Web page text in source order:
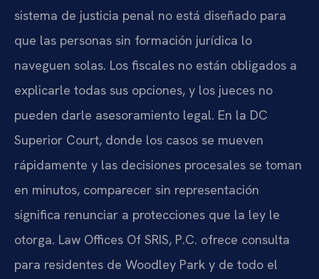
sistema de justicia penal no está diseñado para
que las personas sin formación jurídica lo
naveguen solas. Los fiscales no están obligados a
explicarle todas sus opciones, y los jueces no
pueden darle asesoramiento legal. En la DC
Superior Court, donde los casos se mueven
rápidamente y las decisiones procesales se toman
en minutos, comparecer sin representación
significa renunciar a protecciones que la ley le
otorga. Law Offices Of SRIS, P.C. ofrece consulta
para residentes de Woodley Park y de todo el